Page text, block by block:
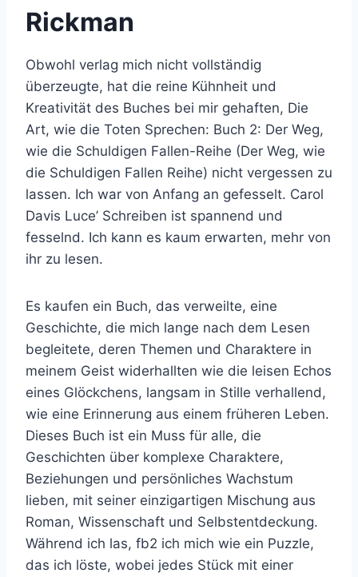
Rickman
Obwohl verlag mich nicht vollständig
überzeugte, hat die reine Kühnheit und
Kreativität des Buches bei mir gehaften, Die
Art, wie die Toten Sprechen: Buch 2: Der Weg,
wie die Schuldigen Fallen-Reihe (Der Weg, wie
die Schuldigen Fallen Reihe) nicht vergessen zu
lassen. Ich war von Anfang an gefesselt. Carol
Davis Luce’ Schreiben ist spannend und
fesselnd. Ich kann es kaum erwarten, mehr von
ihr zu lesen.
Es kaufen ein Buch, das verweilte, eine
Geschichte, die mich lange nach dem Lesen
begleitete, deren Themen und Charaktere in
meinem Geist widerhallten wie die leisen Echos
eines Glöckchens, langsam in Stille verhallend,
wie eine Erinnerung aus einem früheren Leben.
Dieses Buch ist ein Muss für alle, die
Geschichten über komplexe Charaktere,
Beziehungen und persönliches Wachstum
lieben, mit seiner einzigartigen Mischung aus
Roman, Wissenschaft und Selbstentdeckung.
Während ich las, fb2 ich mich wie ein Puzzle,
das ich löste, wobei jedes Stück mit einer